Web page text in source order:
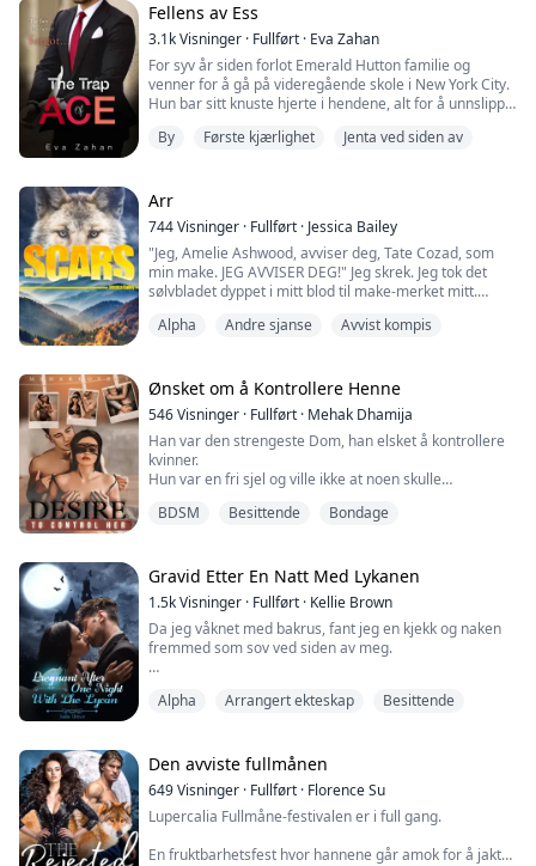
porselensansikt tittet frem. Saltet jeg luktet var fra
hennes tørkede tårer s...
Fellens av Ess
3.1kVisninger · Fullført · Eva Zahan
For syv år siden forlot Emerald Hutton familie og
venner for å gå på videregående skole i New York City.
Hun bar sitt knuste hjerte i hendene, alt for å unnslippe
siden han reddet henne fra mobbere da hun var syv år
de dypeste hjørnene av minn...
By Første kjærlighet Jenta ved siden av
Arr
744Visninger · Fullført · Jessica Bailey
"Jeg, Amelie Ashwood, avviser deg, Tate Cozad, som
min make. JEG AVVISER DEG!" Jeg skrek. Jeg tok det
sølvbladet dyppet i mitt blod til make-merket mitt.
rampelyset fra sin Alfa-blodlinje. Hun følte at hun
mannen han utga seg for å være. Amelie ble tvun...
Alpha Andre sjanse Avvist kompis
Ønsket om å Kontrollere Henne
546Visninger · Fullført · Mehak Dhamija
Han var den strengeste Dom, han elsket å kontrollere
kvinner.
Hun var en fri sjel og ville ikke at noen skulle
Han lette etter en utfordrende underdanig, og hun var
en perfekt match, men denne jenta var ikke klar til å
akseptere tilbudet hans siden hun levde livet sitt uten
regler og restriksjoner. Hun ønske...
BDSM Besittende Bondage
Gravid Etter En Natt Med Lykanen
1.5kVisninger · Fullført · Kellie Brown
Da jeg våknet med bakrus, fant jeg en kjekk og naken
fremmed som sov ved siden av meg.
og uten lukt.
Jeg dro til baren for å drikke meg full, og endte ved et
uhell opp med en one-night stand med den kjekke
fremmede.
Jeg trodde han ba...
Alpha Arrangert ekteskap Besittende
Den avviste fullmånen
649Visninger · Fullført · Florence Su
Lupercalia Fullmåne-festivalen er i full gang.
En fruktbarhetsfest hvor hannene går amok for å jakte